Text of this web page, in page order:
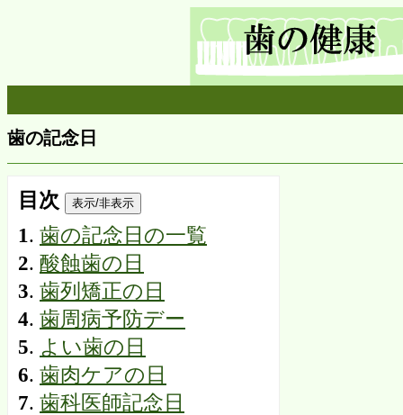
歯の記念日
目次 表示/非表示
1. 歯の記念日の一覧
2. 酸蝕歯の日
3. 歯列矯正の日
4. 歯周病予防デー
5. よい歯の日
6. 歯肉ケアの日
7. 歯科医師記念日